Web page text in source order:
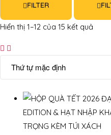
FILTER
Hiển thị 1–12 của 15 kết quả